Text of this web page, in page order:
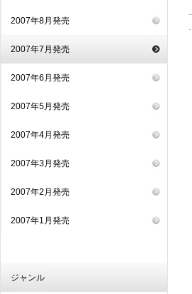
2007年8月発売
2007年7月発売
2007年6月発売
2007年5月発売
2007年4月発売
2007年3月発売
2007年2月発売
2007年1月発売
ジャンル